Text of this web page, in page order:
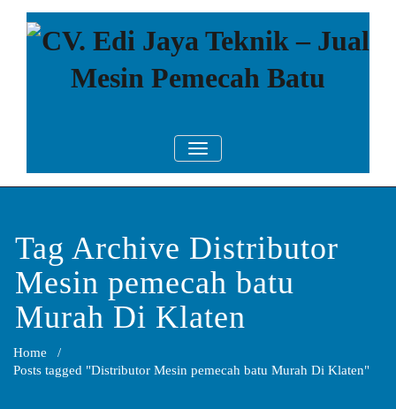
CV. Edi Jaya
Teknik – Jual
Pemecah Batu
TOGGLE NAVIGATION
Tag Archive Distributor
Mesin pemecah batu
Murah Di Klaten
Home /
Posts tagged "Distributor Mesin pemecah batu Murah Di Klaten"